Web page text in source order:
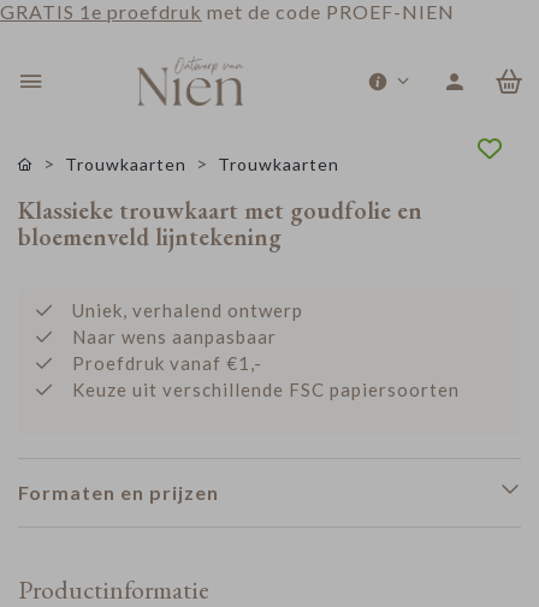
GRATIS 1e proefdruk met de code PROEF-NIEN
Trouwkaarten Trouwkaarten
Klassieke trouwkaart met goudfolie en
bloemenveld lijntekening
Uniek, verhalend ontwerp
Naar wens aanpasbaar
Proefdruk vanaf €1,-
Keuze uit verschillende FSC papiersoorten
Formaten en prijzen
Productinformatie